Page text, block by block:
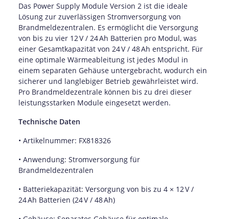
Das Power Supply Module Version 2 ist die ideale
Lösung zur zuverlässigen Stromversorgung von
Brandmeldezentralen. Es ermöglicht die Versorgung
von bis zu vier 12 V / 24 Ah Batterien pro Modul, was
einer Gesamtkapazität von 24 V / 48 Ah entspricht. Für
eine optimale Wärmeableitung ist jedes Modul in
einem separaten Gehäuse untergebracht, wodurch ein
sicherer und langlebiger Betrieb gewährleistet wird.
Pro Brandmeldezentrale können bis zu drei dieser
leistungsstarken Module eingesetzt werden.
Technische Daten
• Artikelnummer: FX818326
• Anwendung: Stromversorgung für
Brandmeldezentralen
• Batteriekapazität: Versorgung von bis zu 4 × 12 V /
24 Ah Batterien (24 V / 48 Ah)